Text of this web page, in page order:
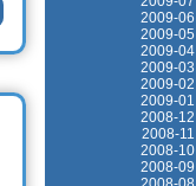
2009-06
2009-05
2009-04
2009-03
2009-02
2009-01
2008-12
2008-11
2008-10
2008-09